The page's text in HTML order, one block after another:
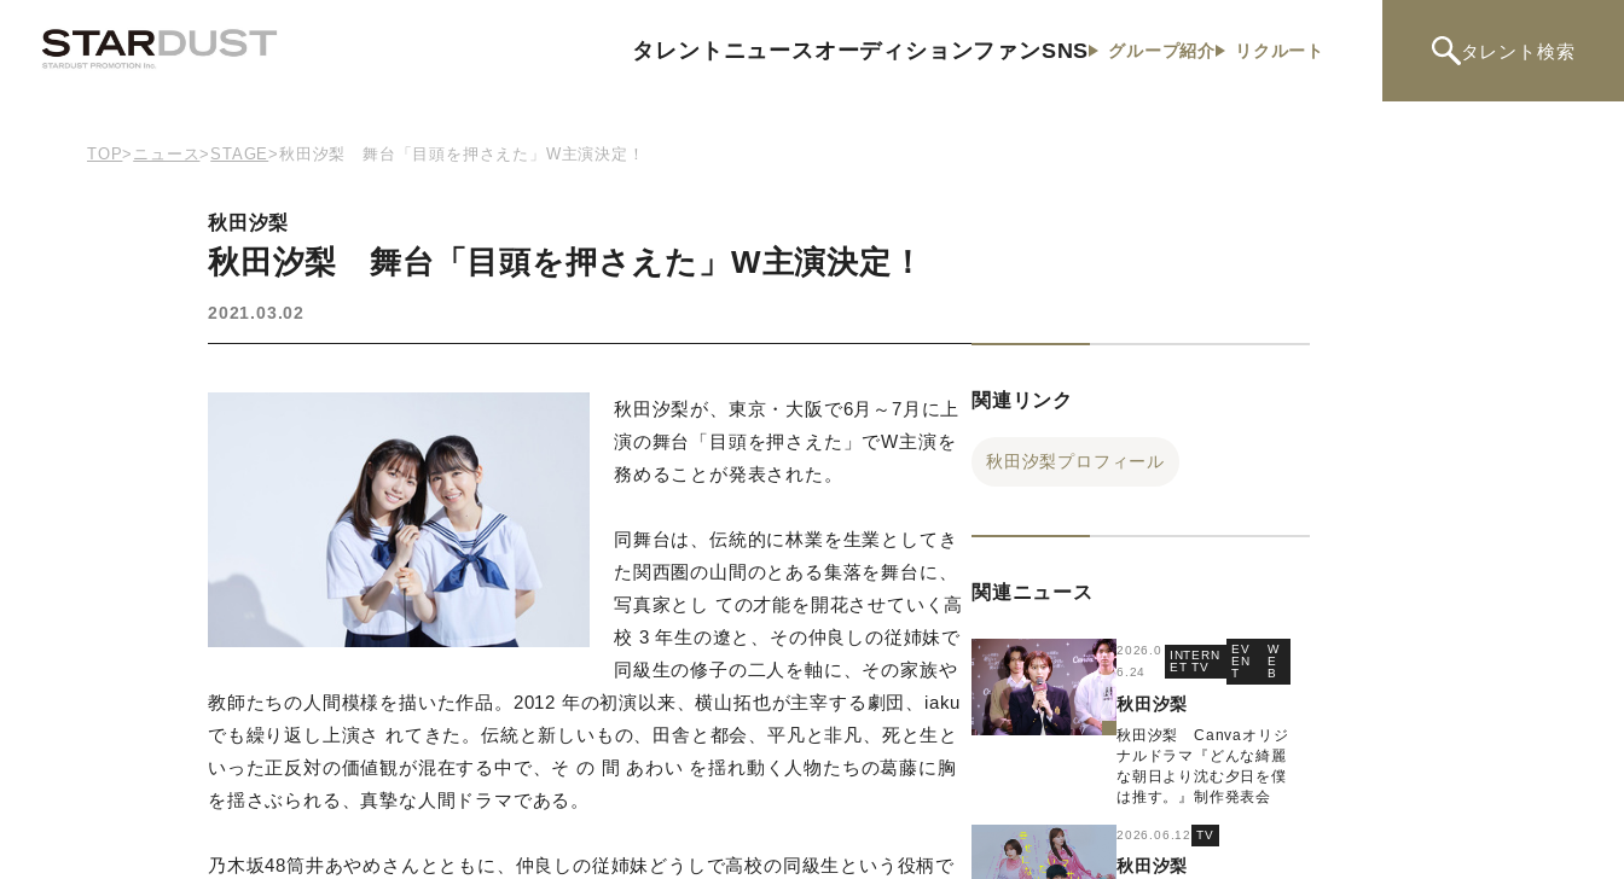
タレント ニュースオーディションファンSNS グループ紹介 リクルート タレント 検索
TOP> ニュース> STAGE>秋田汐梨 舞台「目頭を押さえた」W主演決定！
秋田汐梨
秋田汐梨 舞台「目頭を押さえた」W主演決定！
2021.03.02
秋田汐梨が、東京・大阪で6月～7月に上
演の舞台「目頭を押さえた」でW主演を
務めることが発表された。
同舞台は、伝統的に林業を生業としてき
た関西圏の山間のとある集落を舞台に、
写真家とし ての才能を開花させていく高
校 3 年生の遼と、その仲良しの従姉妹で
同級生の修子の二人を軸に、その家族や
教師たちの人間模様を描いた作品。2012 年の初演以来、横山拓也が主宰する劇団、iaku
でも繰り返し上演さ れてきた。伝統と新しいもの、田舎と都会、平凡と非凡、死と生と
いった正反対の価値観が混在する中で、そ の 間 あわい を揺れ動く人物たちの葛藤に胸
を揺さぶられる、真摯な人間ドラマである。
乃木坂48筒井あやめさんとともに、仲良しの従姉妹どうしで高校の同級生という役柄で
関連リンク
秋田汐梨プロフィール
関連ニュース
2026.0
6.24
INTERN
ET TV
EV
EN
T
W
E
B
秋田汐梨
秋田汐梨 Canvaオリジ
ナルドラマ『どんな綺麗
な朝日より沈む夕日を僕
は推す。』制作発表会
2026.06.12 TV
秋田汐梨